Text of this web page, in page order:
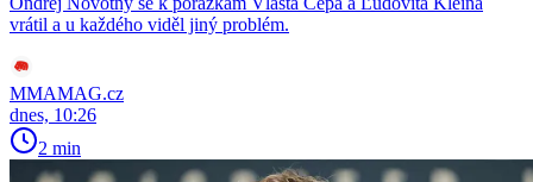
vrátil a u každého viděl jiný problém.
MMAMAG.cz
dnes, 10:26
2 min